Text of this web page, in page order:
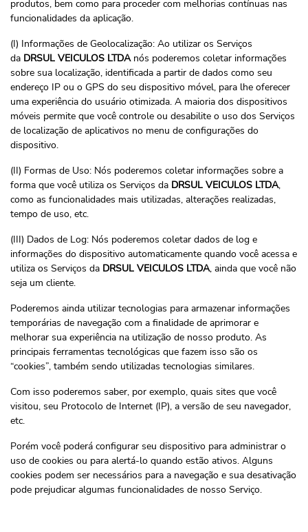
produtos, bem como para proceder com melhorias contínuas nas
funcionalidades da aplicação.
(I) Informações de Geolocalização: Ao utilizar os Serviços
da DRSUL VEICULOS LTDAnós poderemos coletar informações
sobre sua localização, identificada a partir de dados como seu
endereço IP ou o GPS do seu dispositivo móvel, para lhe oferecer
uma experiência do usuário otimizada. A maioria dos dispositivos
móveis permite que você controle ou desabilite o uso dos Serviços
de localização de aplicativos no menu de configurações do
dispositivo.
(II) Formas de Uso: Nós poderemos coletar informações sobre a
forma que você utiliza os Serviços da DRSUL VEICULOS LTDA,
como as funcionalidades mais utilizadas, alterações realizadas,
tempo de uso, etc.
(III) Dados de Log: Nós poderemos coletar dados de log e
informações do dispositivo automaticamente quando você acessa e
utiliza os Serviços da DRSUL VEICULOS LTDA, ainda que você não
seja um cliente.
Poderemos ainda utilizar tecnologias para armazenar informações
temporárias de navegação com a finalidade de aprimorar e
melhorar sua experiência na utilização de nosso produto. As
principais ferramentas tecnológicas que fazem isso são os
“cookies”, também sendo utilizadas tecnologias similares.
Com isso poderemos saber, por exemplo, quais sites que você
visitou, seu Protocolo de Internet (IP), a versão de seu navegador,
etc.
Porém você poderá configurar seu dispositivo para administrar o
uso de cookies ou para alertá-lo quando estão ativos. Alguns
cookies podem ser necessários para a navegação e sua desativação
pode prejudicar algumas funcionalidades de nosso Serviço.